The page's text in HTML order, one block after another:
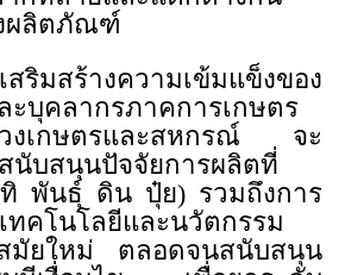
ผลิตภัณฑ์
มสร้างความเข้มแข็งของ
ะบุคลากรภาคการเกษตร
วงเกษตรและสหกรณ์ จะ
นับสนุนปัจจัยการผลิตที่
ทิ พันธุ์ ดิน ปุ๋ย) รวมถึงการ
ทคโนโลยีและนวัตกรรม
สมัยใหม่ ตลอดจนสนับสนุน